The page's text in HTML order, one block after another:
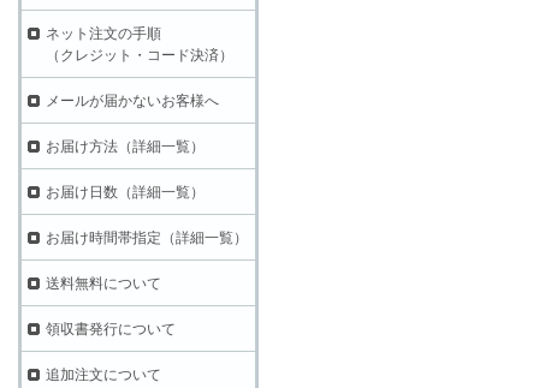
ネット注文の手順
（クレジット・コード決済）
メールが届かないお客様へ
お届け方法（詳細一覧）
お届け日数（詳細一覧）
お届け時間帯指定（詳細一覧）
送料無料について
領収書発行について
追加注文について